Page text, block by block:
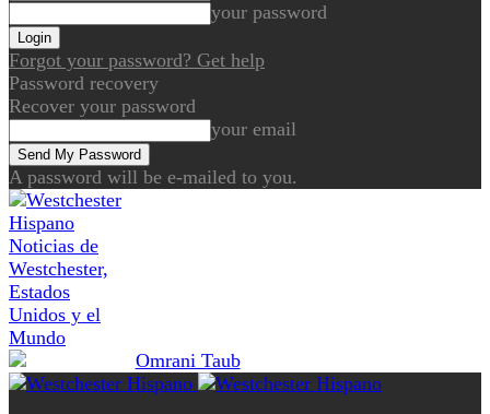
your password
Forgot your password? Get help
Password recovery
Recover your password
your email
A password will be e-mailed to you.
Noticias de
Westchester,
Estados
Unidos y el
Mundo